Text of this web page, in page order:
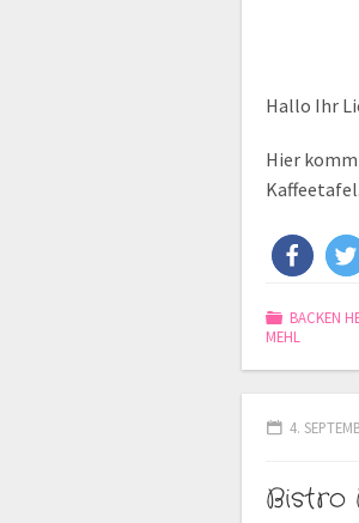
Hallo Ihr
Hier
Kaffeetafel.
BACKEN
MEHL
4.
Bistro